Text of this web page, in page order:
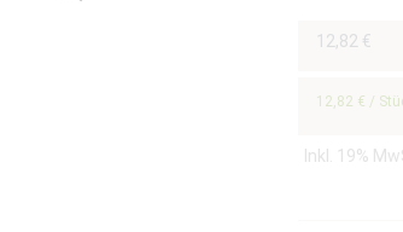
12,82 €
12,82 € /
Inkl. 19%